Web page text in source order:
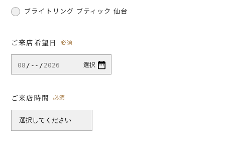
ブライトリング ブティック 仙台
ご来店希望日 必須
ご来店時間 必須